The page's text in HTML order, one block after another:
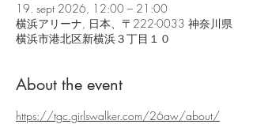
19. sept 2026, 12:00 – 21:00
横浜アリーナ, 日本、〒222-0033 神奈川県
横浜市港北区新横浜３丁目１０
About the event
https://tgc.girlswalker.com/26aw/about/